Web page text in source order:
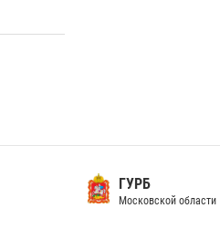
стрельбой
14 июля 2026, 15:13 3
ГУРБ
Московской области